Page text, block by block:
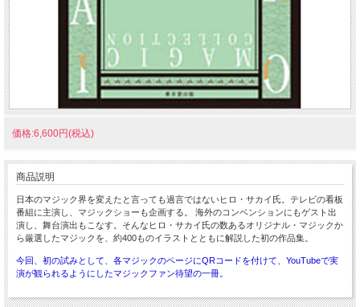
価格:6,600円(税込)
商品説明
日本のマジック界を変えたと言っても過言ではないヒロ・サカイ氏。テレビの看板
番組に主演し、マジックショーも企画する。 海外のコンベンションにもゲスト出
演し、舞台演出もこなす。そんなヒロ・サカイ氏の数あるオリジナル・マジックか
ら厳選したマジックを、約400ものイラストとともに解説した初の作品集。
今回、初の試みとして、各マジックのページにQRコードを付けて、YouTubeで実
演が観られるようにしたマジックファン待望の一冊。